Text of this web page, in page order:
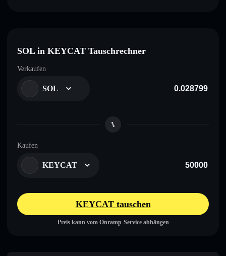
SOL in KEYCAT Tauschrechner
Verkaufen
SOL
Kaufen
KEYCAT
KEYCAT tauschen
Preis kann vom Onramp-Service abhängen